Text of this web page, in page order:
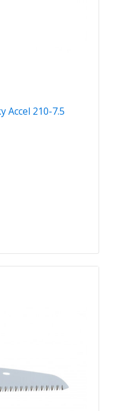
Accel 210-7.5